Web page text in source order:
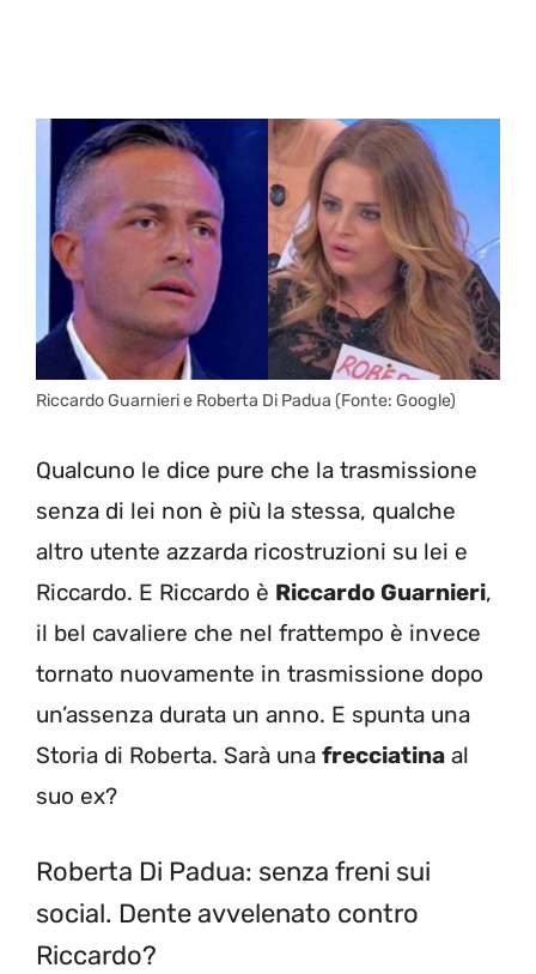
Riccardo Guarnieri e Roberta Di Padua (Fonte: Google)
Qualcuno le dice pure che la trasmissione
senza di lei non è più la stessa, qualche
altro utente azzarda ricostruzioni su lei e
Riccardo. E Riccardo è Riccardo Guarnieri,
il bel cavaliere che nel frattempo è invece
tornato nuovamente in trasmissione dopo
un’assenza durata un anno. E spunta una
Storia di Roberta. Sarà una frecciatina al
suo ex?
Roberta Di Padua: senza freni sui
social. Dente avvelenato contro
Riccardo?